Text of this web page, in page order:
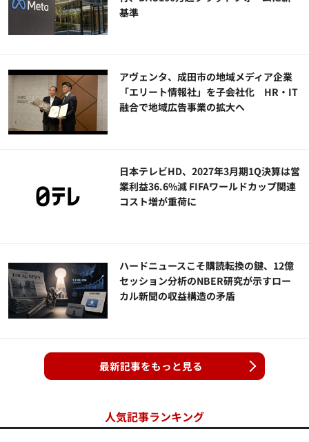
基準
アヴェンタ、成田市の地域メディア企業
「エリート情報社」を子会社化 HR・IT
融合で地域広告事業の拡大へ
日本テレビHD、2027年3月期1Q決算は営
業利益36.6%減 FIFAワールドカップ関連
コスト増が重荷に
ハードニュースこそ購読転換の鍵、12億
セッション分析のNBER研究が示すロー
カル新聞の収益構造の矛盾
最新記事をもっと見る
人気記事ランキング